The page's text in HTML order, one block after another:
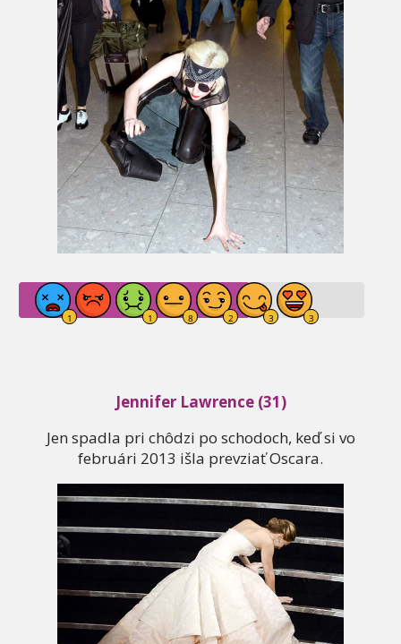
Jennifer Lawrence (31)
Jen spadla pri chôdzi po schodoch, keď si vo
februári 2013 išla prevziať Oscara.